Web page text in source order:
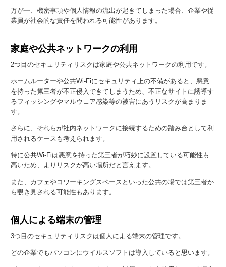
万が一、機密事項や個人情報の流出が起きてしまった場合、企業や従
業員が社会的な責任を問われる可能性があります。
家庭や公共ネットワークの利用
2つ目のセキュリティリスクは家庭や公共ネットワークの利用です。
ホームルーターや公共Wi-Fiにセキュリティ上の不備があると、悪意
を持った第三者が不正侵入できてしまうため、不正なサイトに誘導す
るフィッシングやマルウェア感染等の被害にあうリスクが高まりま
す。
さらに、それらが社内ネットワークに接続するための踏み台として利
用されるケースも考えられます。
特に公共Wi-Fiは悪意を持った第三者が巧妙に設置している可能性も
高いため、よりリスクが高い場所だと言えます。
また、カフェやコワーキングスペースといった公共の場では第三者か
ら覗き見される可能性もあります。
個人による端末の管理
3つ目のセキュリティリスクは個人による端末の管理です。
どの企業でもパソコンにウイルスソフトは導入していると思います。